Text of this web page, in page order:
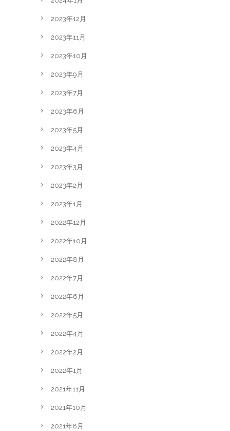
2023年12月
2023年11月
2023年10月
2023年9月
2023年7月
2023年6月
2023年5月
2023年4月
2023年3月
2023年2月
2023年1月
2022年12月
2022年10月
2022年8月
2022年7月
2022年6月
2022年5月
2022年4月
2022年2月
2022年1月
2021年11月
2021年10月
2021年8月